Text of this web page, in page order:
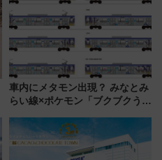
変更点まとめ
車内にメタモン出現？ みなとみ
らい線×ポケモン「ブクブクうみ
行開始に！ この夏は直通列車で
横浜へ！